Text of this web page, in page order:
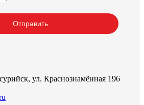
ул. Краснознамённая 196